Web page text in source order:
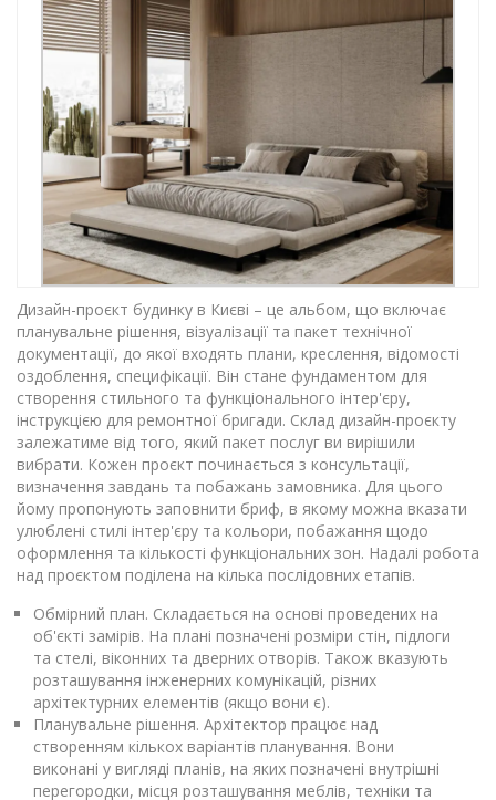
Дизайн-проєкт будинку в Києві – це альбом, що включає
планувальне рішення, візуалізації та пакет технічної
документації, до якої входять плани, креслення, відомості
оздоблення, специфікації. Він стане фундаментом для
створення стильного та функціонального інтер'єру,
інструкцією для ремонтної бригади. Склад дизайн-проєкту
залежатиме від того, який пакет послуг ви вирішили
вибрати. Кожен проєкт починається з консультації,
визначення завдань та побажань замовника. Для цього
йому пропонують заповнити бриф, в якому можна вказати
улюблені стилі інтер'єру та кольори, побажання щодо
оформлення та кількості функціональних зон. Надалі робота
над проєктом поділена на кілька послідовних етапів.
Обмірний план. Складається на основі проведених на
об'єкті замірів. На плані позначені розміри стін, підлоги
та стелі, віконних та дверних отворів. Також вказують
розташування інженерних комунікацій, різних
архітектурних елементів (якщо вони є).
Планувальне рішення. Архітектор працює над
створенням кількох варіантів планування. Вони
виконані у вигляді планів, на яких позначені внутрішні
перегородки, місця розташування меблів, техніки та